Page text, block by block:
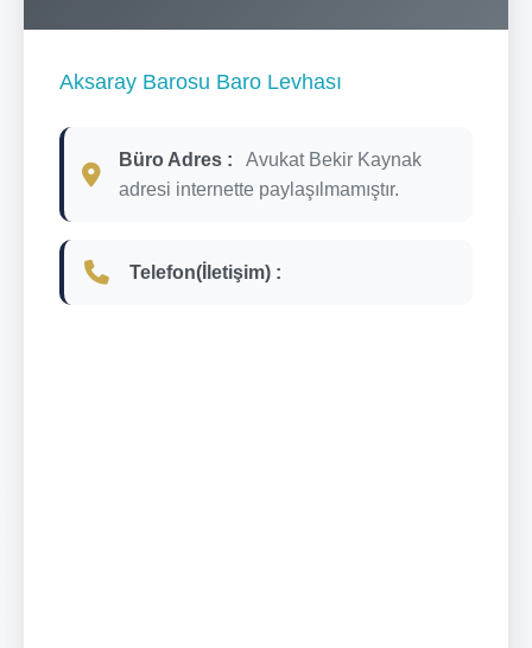
Aksaray Barosu Baro Levhası
Büro Adres :
Avukat Bekir Kaynak
adresi internette paylaşılmamıştır.
Telefon(İletişim) :